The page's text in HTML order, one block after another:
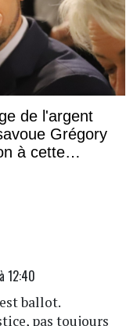
de l'argent
Grégory
à cette
12:40
ballot.
pas toujours